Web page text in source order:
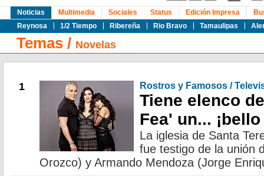
Noticias
Reynosa
1/2 Tiempo Ribereña Rio Bravo Tamaulipas
Multimedia Sociales Status Edición Impresa
Temas / Novelas
1 Rostros y Famosos /
Tiene elenco
Fea' un...
La iglesia de Santa
fue testigo de la unión
Orozco) y Armando Mendoza (Jorge